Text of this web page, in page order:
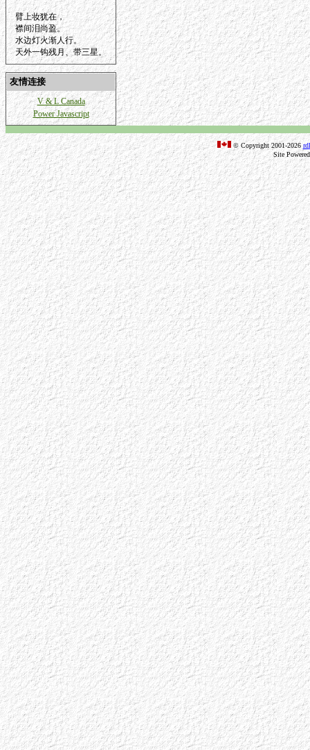
臂上妆犹在，
襟间泪尚盈。
水边灯火渐人行。
天外一钩残月、带三星。
友情连接
V & L Canada
Power Javascript
© Copyright 2001-2026
Site